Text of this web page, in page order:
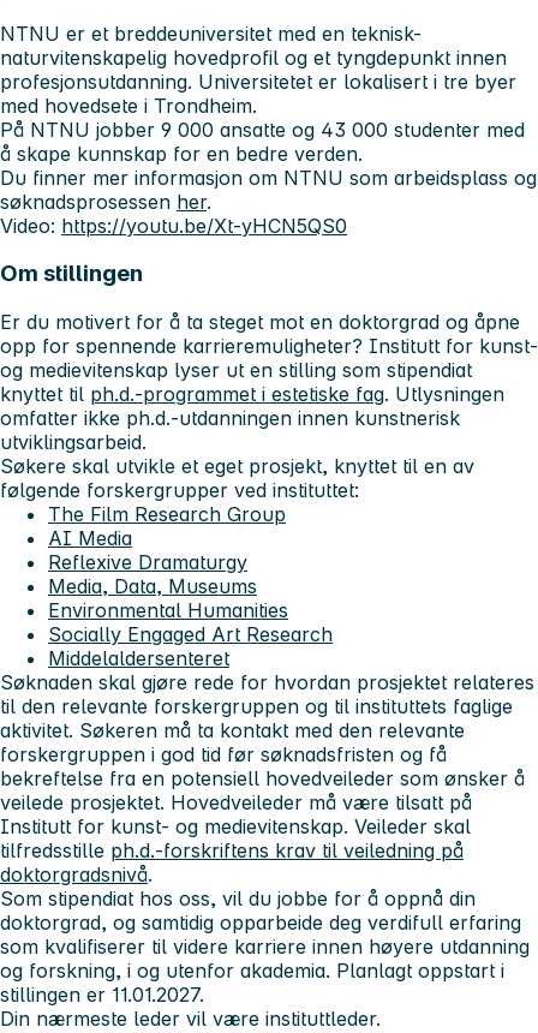
NTNU er et breddeuniversitet med en teknisk-
naturvitenskapelig hovedprofil og et tyngdepunkt innen
profesjonsutdanning. Universitetet er lokalisert i tre byer
med hovedsete i Trondheim.
På NTNU jobber 9 000 ansatte og 43 000 studenter med
å skape kunnskap for en bedre verden.
Du finner mer informasjon om NTNU som arbeidsplass og
søknadsprosessen her.
Video: https://youtu.be/Xt-yHCN5QS0
Om stillingen
Er du motivert for å ta steget mot en doktorgrad og åpne
opp for spennende karrieremuligheter? Institutt for kunst-
og medievitenskap lyser ut en stilling som stipendiat
knyttet til ph.d.-programmet i estetiske fag. Utlysningen
omfatter ikke ph.d.-utdanningen innen kunstnerisk
utviklingsarbeid.
Søkere skal utvikle et eget prosjekt, knyttet til en av
følgende forskergrupper ved instituttet:
The Film Research Group
AI Media
Reflexive Dramaturgy
Media, Data, Museums
Environmental Humanities
Socially Engaged Art Research
Middelaldersenteret
Søknaden skal gjøre rede for hvordan prosjektet relateres
til den relevante forskergruppen og til instituttets faglige
aktivitet. Søkeren må ta kontakt med den relevante
forskergruppen i god tid før søknadsfristen og få
bekreftelse fra en potensiell hovedveileder som ønsker å
veilede prosjektet. Hovedveileder må være tilsatt på
Institutt for kunst- og medievitenskap. Veileder skal
tilfredsstille ph.d.-forskriftens krav til veiledning på
doktorgradsnivå.
Som stipendiat hos oss, vil du jobbe for å oppnå din
doktorgrad, og samtidig opparbeide deg verdifull erfaring
som kvalifiserer til videre karriere innen høyere utdanning
og forskning, i og utenfor akademia. Planlagt oppstart i
stillingen er 11.01.2027.
Din nærmeste leder vil være instituttleder.